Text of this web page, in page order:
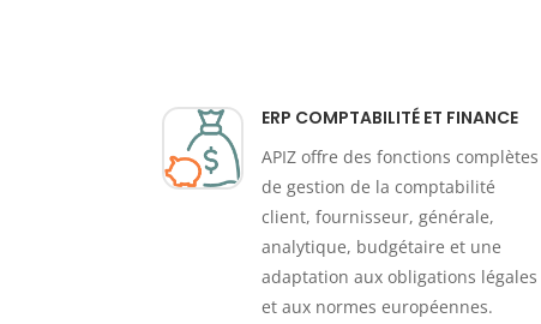
ERP COMPTABILITÉ ET FINANCE
APIZ offre des fonctions complètes
de gestion de la comptabilité
client, fournisseur, générale,
analytique, budgétaire et une
adaptation aux obligations légales
et aux normes européennes.